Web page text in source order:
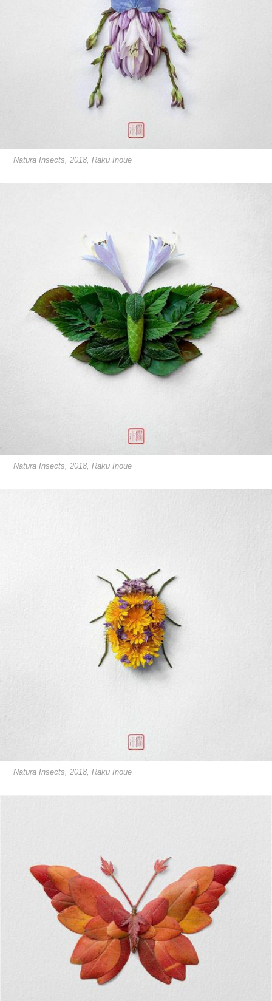
Natura Insects, 2018, Raku Inoue
Natura Insects, 2018, Raku Inoue
Natura Insects, 2018, Raku Inoue